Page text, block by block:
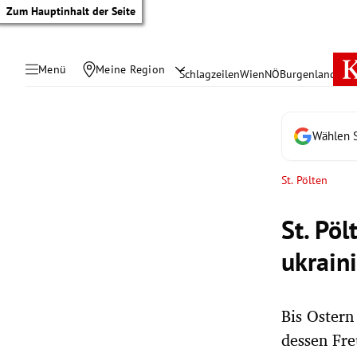
Zum Hauptinhalt der Seite
Menü Meine Region SchlagzeilenWienNÖBurgenland
Wählen
St. Pölten
St.
Bis
dessen